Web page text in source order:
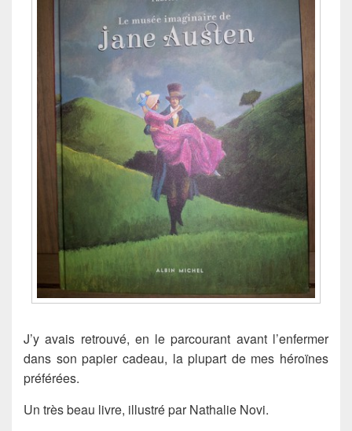
J’y avais retrouvé, en le parcourant avant l’enfermer
dans son papier cadeau, la plupart de mes héroïnes
préférées.
Un très beau livre, illustré par Nathalie Novi.